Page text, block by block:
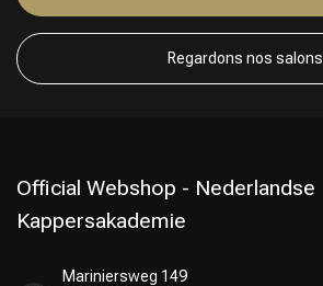
Regardons nos salons
Official Webshop - Nederlandse
Kappersakademie
Mariniersweg 149